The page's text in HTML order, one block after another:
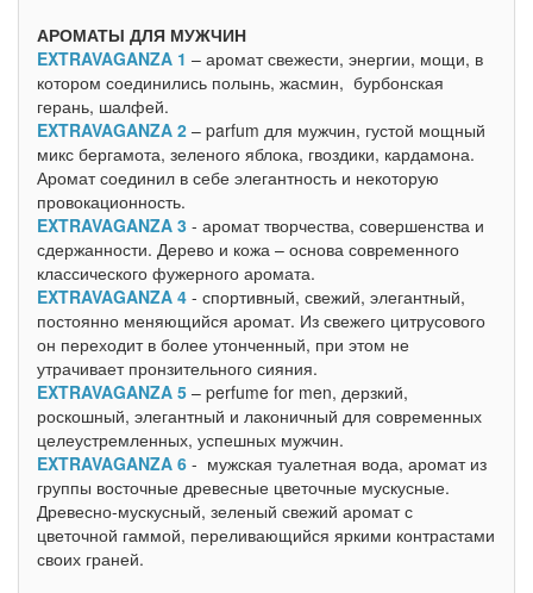
АРОМАТЫ ДЛЯ МУЖЧИН
EXTRAVAGANZA 1 – аромат свежести, энергии, мощи, в
котором соединились полынь, жасмин, бурбонская
герань, шалфей.
EXTRAVAGANZA 2 – parfum для мужчин, густой мощный
микс бергамота, зеленого яблока, гвоздики, кардамона.
Аромат соединил в себе элегантность и некоторую
провокационность.
EXTRAVAGANZA 3 - аромат творчества, совершенства и
сдержанности. Дерево и кожа – основа современного
классического фужерного аромата.
EXTRAVAGANZA 4 - спортивный, свежий, элегантный,
постоянно меняющийся аромат. Из свежего цитрусового
он переходит в более утонченный, при этом не
утрачивает пронзительного сияния.
EXTRAVAGANZA 5 – perfume for men, дерзкий,
роскошный, элегантный и лаконичный для современных
целеустремленных, успешных мужчин.
EXTRAVAGANZA 6 - мужская туалетная вода, аромат из
группы восточные древесные цветочные мускусные.
Древесно-мускусный, зеленый свежий аромат с
цветочной гаммой, переливающийся яркими контрастами
своих граней.